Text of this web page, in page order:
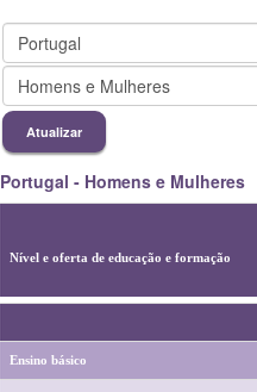
Portugal - Homens e Mulheres
Nível e oferta de educação e formação
Ensino básico